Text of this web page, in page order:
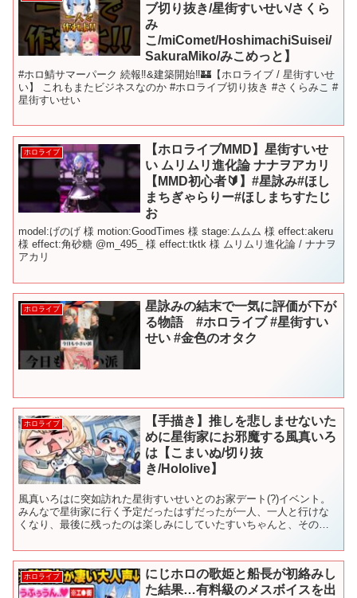
ブ切り抜き/星街すいせい/さくら
み
こ/miComet/HoshimachiSuisei/
SakuraMiko/みこめっと】
#ホロ鯖サマーパーク 続報‼&建築開始‼🏰【ホロライブ / 星街すいせ
い】 これもまたビジネスなのか #ホロライブ切り抜き #さくらみこ #
星街すいせい
ホロライブ
【ホロライブMMD】星街すいせ
い ムリムリ進化論 ナナヲアカリ
【MMD初心者🔰】#星詠み#ほし
まちぎゃらりー#ほしまちすたじ
お
model:げのげ 様 motion:GoodTimes 様 stage:ムムム 様 effect:akeru
様 effect:角砂糖 @m_495_ 様 effect:tktk 様 ムリムリ進化論 / ナナヲ
アカリ
ホロライブ
星詠みの結末で一気に評価が下が
る物語 #ホロライブ #星街すい
せい #金色のオタク
ホロライブ
【手描き】推しを悲しませないた
めに星街家にお邪魔する風真いろ
は【こまいぬ/切り抜
き/Hololive】
風真いろはに突如訪れた星街すいせいとのお家デート(?)イベント。
みんなで星街家に行く予定だったはずだったが一人、一人と行けな
くなり、最後に残ったのは楽しみにしていたすいちゃんと、そのす
ホロライブ
にじホロの歌姫と船長が初絡みし
た結果…有料級のメスボイスを出